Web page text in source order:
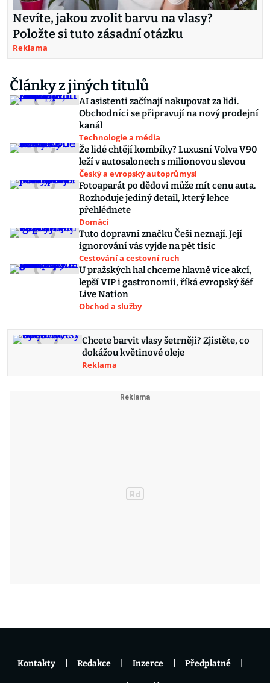
Nevíte, jakou zvolit barvu na vlasy?
Položte si tuto zásadní otázku
Reklama
Články z jiných titulů
AI asistenti začínají nakupovat za lidi.
Obchodníci se připravují na nový prodejní
kanál
Technologie a média
Že lidé chtějí kombíky? Luxusní Volva V90
leží v autosalonech s milionovou slevou
Český a evropský autoprůmysl
Fotoaparát po dědovi může mít cenu auta.
Rozhoduje jediný detail, který lehce
přehlédnete
Domácí
Tuto dopravní značku Češi neznají. Její
ignorování vás vyjde na pět tisíc
Cestování a cestovní ruch
U pražských hal chceme hlavně více akcí,
lepší VIP i gastronomii, říká evropský šéf
Live Nation
Obchod a služby
Chcete barvit vlasy šetrněji? Zjistěte, co
dokážou květinové oleje
Reklama
Kontakty Redakce Inzerce Předplatné